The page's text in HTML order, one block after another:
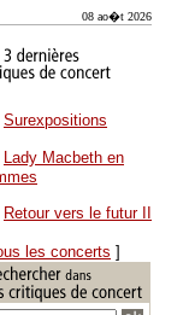
08 ao�t 2026
Surexpositions
Lady Macbeth en
Retour vers le futur II
les concerts ]